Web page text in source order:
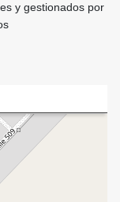
y gestionados por